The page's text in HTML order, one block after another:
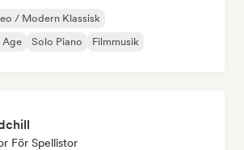
/ Modern Klassisk
Age
Solo Piano Filmmusik
För Spellistor